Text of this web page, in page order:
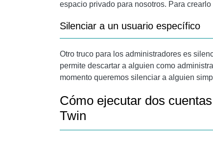
espacio privado para nosotros. Para
Silenciar a un usuario específico
Otro truco para los administradores es
permite descartar a alguien como
momento queremos silenciar a alguien
Cómo ejecutar dos
Twin